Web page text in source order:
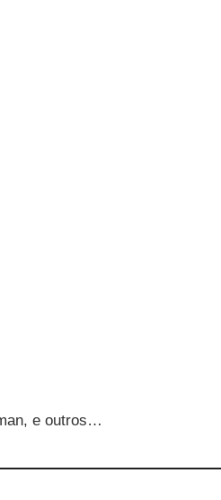
e outros…